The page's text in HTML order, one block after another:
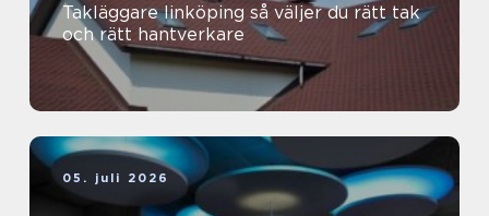
Takläggare linköping så väljer du rätt tak
och rätt hantverkare
05. juli 2026